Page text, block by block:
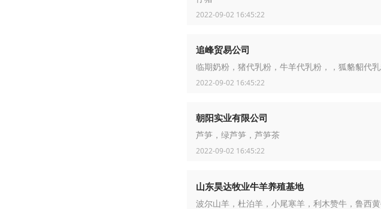
2022-09-02 16:45:22
追峰贸易公司
临期奶粉，猪代乳粉，牛羊代乳粉，，狐貉貂代
2022-09-02 16:45:22
朝阳实业有限公司
芦笋，绿芦笋，芦笋茶
2022-09-02 16:45:22
山东昊达牧业牛羊养殖基地
波尔山羊，杜泊羊，小尾寒羊，利木赞牛，鲁西